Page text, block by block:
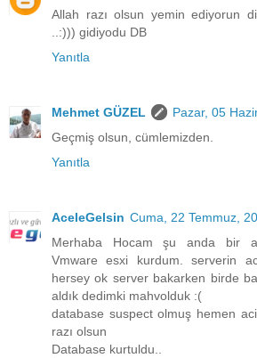
Allah razı olsun yemin ediyorun
..:))) gidiyodu DB
Yanıtla
Mehmet GÜZEL
Pazar, 05
Geçmiş olsun, cümlemizden.
Yanıtla
AceleGelsin Cuma, 22 Temmuz,
Merhaba Hocam şu anda bir
Vmware esxi kurdum. serverin
hersey ok server bakarken birde
aldık dedimki mahvolduk :(
database suspect olmuş hemen
razı olsun
Database kurtuldu..